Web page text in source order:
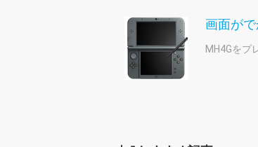
画面がで
MH4Gをプ